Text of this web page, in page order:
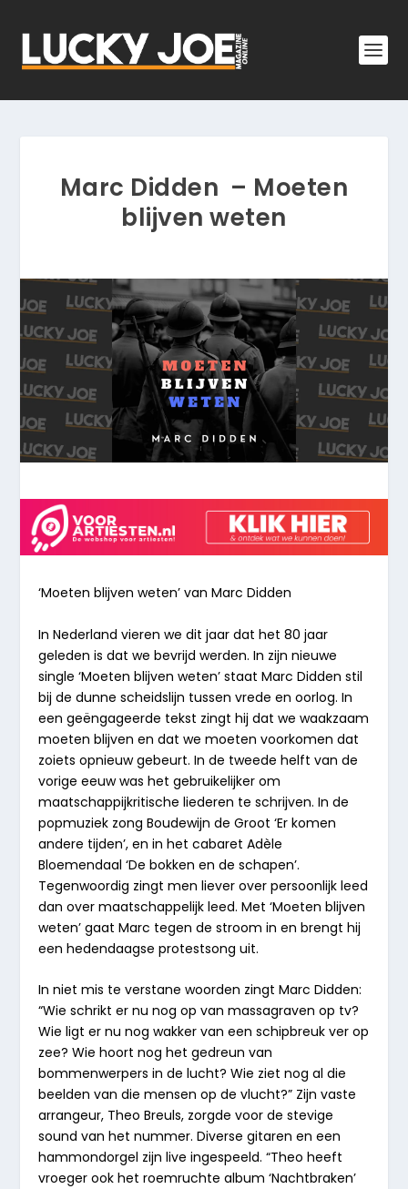
Marc Didden – Moeten
blijven weten
‘Moeten blijven weten’ van Marc Didden
In Nederland vieren we dit jaar dat het 80 jaar
geleden is dat we bevrijd werden. In zijn nieuwe
single‘Moeten blijven weten’staat Marc Didden stil
bij de dunne scheidslijn tussen vrede en oorlog. In
een geëngageerde tekst zingt hij dat we waakzaam
moeten blijven en dat we moeten voorkomen dat
zoiets opnieuw gebeurt. In de tweede helft van de
vorige eeuw was het gebruikelijker om
maatschappijkritische liederen te schrijven. In de
popmuziek zong Boudewijn de Groot ‘Er komen
andere tijden’, en in het cabaret Adèle
Bloemendaal ‘De bokken en de schapen’.
Tegenwoordig zingt men liever over persoonlijk leed
dan over maatschappelijk leed. Met‘Moeten blijven
weten’gaat Marc tegen de stroom in en brengt hij
een hedendaagse protestsong uit.
In niet mis te verstane woorden zingt Marc Didden:
“Wie schrikt er nu nog op van massagraven op tv?
Wie ligt er nu nog wakker van een schipbreuk ver op
zee? Wie hoort nog het gedreun van
bommenwerpers in de lucht? Wie ziet nog al die
beelden van die mensen op de vlucht?” Zijn vaste
arrangeur, Theo Breuls, zorgde voor de stevige
sound van het nummer. Diverse gitaren en een
hammondorgel zijn live ingespeeld.“Theo heeft
vroeger ook het roemruchte album ‘Nachtbraken’